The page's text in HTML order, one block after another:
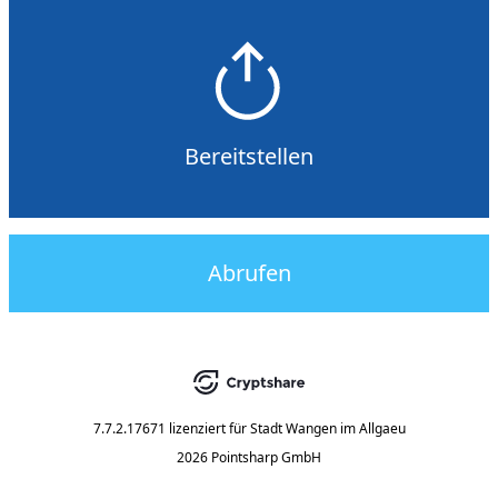
Bereitstellen
Abrufen
7.7.2.17671 lizenziert für Stadt Wangen im Allgaeu
2026 Pointsharp GmbH